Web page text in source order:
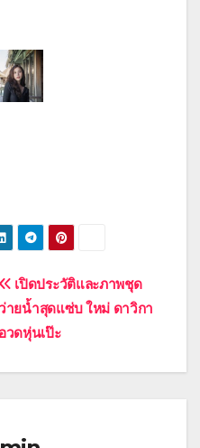
เปิดประวัติและภาพชุด
ายน้ำสุดแซ่บ ใหม่ ดาวิกา
อวดหุ่นเป๊ะ